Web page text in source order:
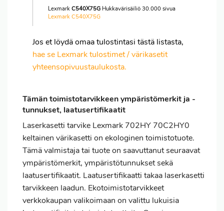
Lexmark C540X75G Hukkavärisäiliö 30.000 sivua
Lexmark C540X75G
Jos et löydä omaa tulostintasi tästä listasta,
hae se Lexmark tulostimet / värikasetit
yhteensopivuustaulukosta.
Tämän toimistotarvikkeen ympäristömerkit ja -
tunnukset, laatusertifikaatit
Laserkasetti tarvike Lexmark 702HY 70C2HY0
keltainen värikasetti on ekologinen toimistotuote.
Tämä valmistaja tai tuote on saavuttanut seuraavat
ympäristömerkit, ympäristötunnukset sekä
laatusertifikaatit. Laatusertifikaatti takaa laserkasetti
tarvikkeen laadun. Ekotoimistotarvikkeet
verkkokaupan valikoimaan on valittu lukuisia